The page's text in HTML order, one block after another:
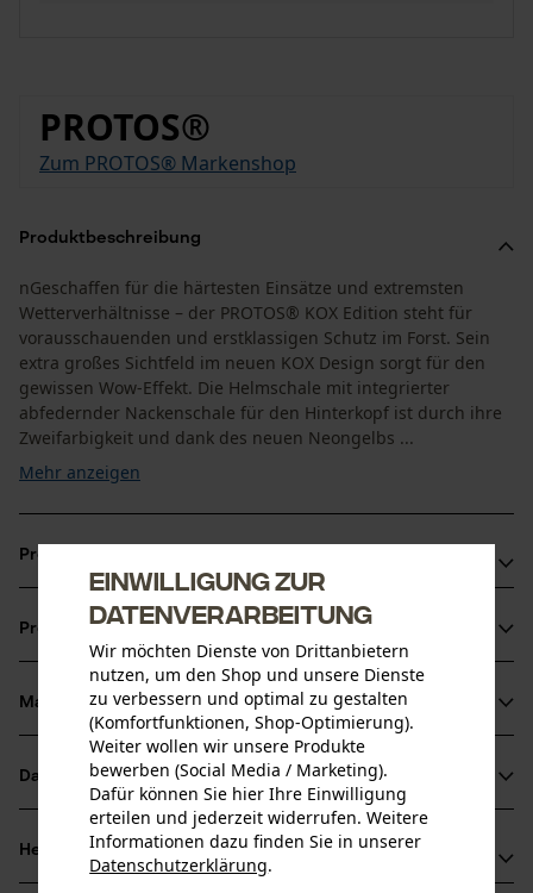
PROTOS®
Zum PROTOS® Markenshop
Produktbeschreibung
nGeschaffen für die härtesten Einsätze und extremsten
Wetterverhältnisse – der PROTOS® KOX Edition steht für
vorausschauenden und erstklassigen Schutz im Forst. Sein
extra großes Sichtfeld im neuen KOX Design sorgt für den
gewissen Wow-Effekt. Die Helmschale mit integrierter
abfedernder Nackenschale für den Hinterkopf ist durch ihre
Zweifarbigkeit und dank des neuen Neongelbs ...
Mehr anzeigen
Produktvorteile
Extra großes Sichtfeld
Besonders gut sichtbar, dank Neongelb und Zweifarbigkeit
Produktinformationen
Produktdetails
Aktivitätstyp
Schützen, Aufenthalt in lauter Umgebung
Altersgruppe
Material & Pflege
Material
Details Polsterung
Stirn-Polster, Nacken-Polster
Datenblätter
Baumusterprüfung (PDF)
Bedienungsanleitung (PDF)
Herstellerinformationen
Einwilligung zur
Datenverarbeitung
Wir möchten Dienste von Drittanbietern
nutzen, um den Shop und unsere Dienste
zu verbessern und optimal zu gestalten
(Komfortfunktionen, Shop-Optimierung).
Weiter wollen wir unsere Produkte
bewerben (Social Media / Marketing).
Dafür können Sie hier Ihre Einwilligung
erteilen und jederzeit widerrufen. Weitere
Informationen dazu finden Sie in unserer
Datenschutzerklärung.